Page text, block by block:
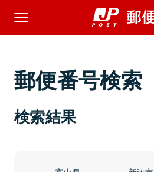
郵便番号検索
検索結果